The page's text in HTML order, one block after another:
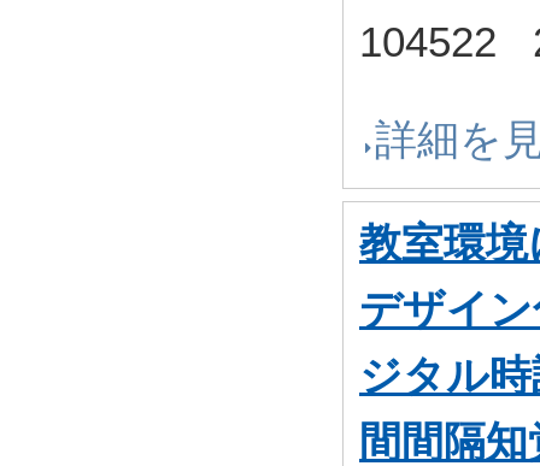
104522
詳細を
教室環
デザイ
ジタル
間間隔